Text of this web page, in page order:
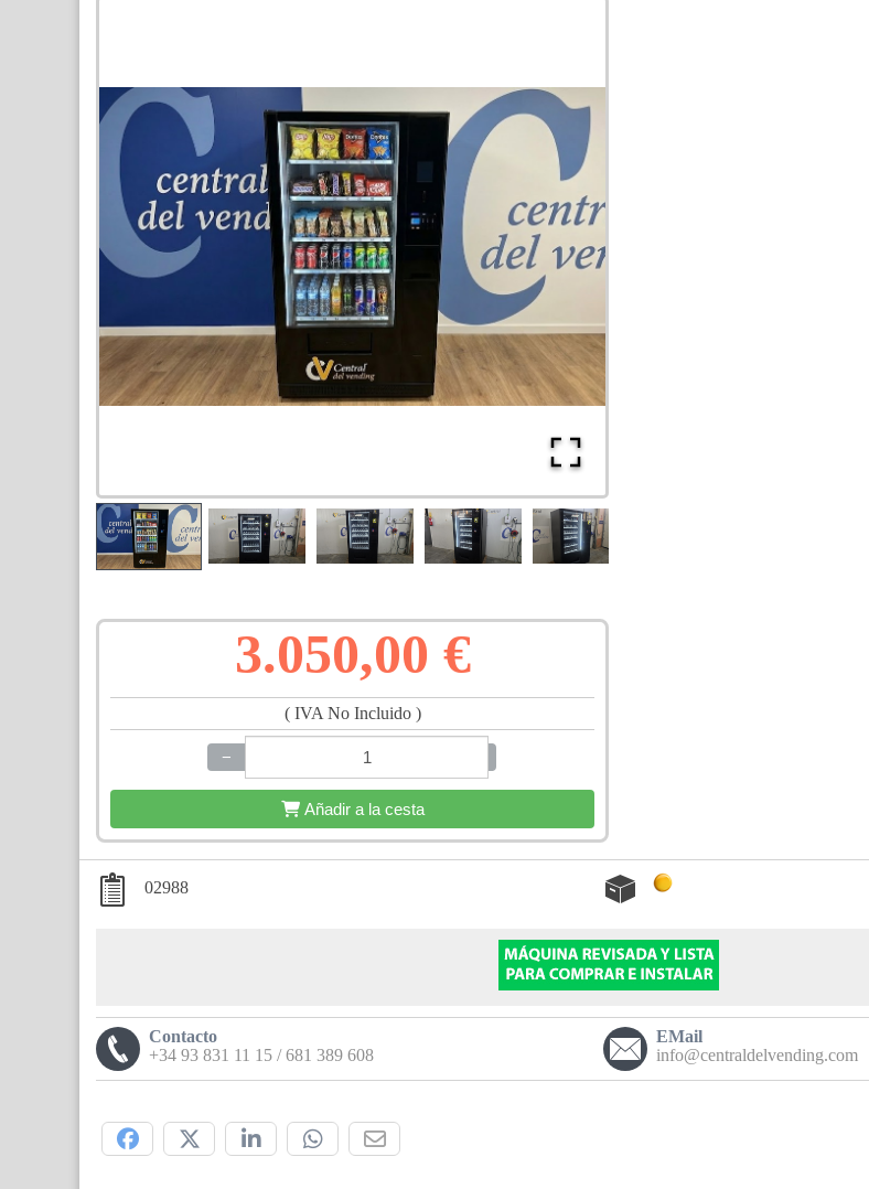
3.050,00 €
( IVA No Incluido )
−
Añadir a la cesta
02988
Contacto
+34 93 831 11 15 / 681 389 608
EMail
info@centraldelvending.com